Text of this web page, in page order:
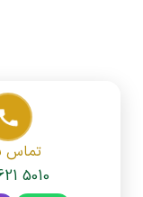
تماس
5010